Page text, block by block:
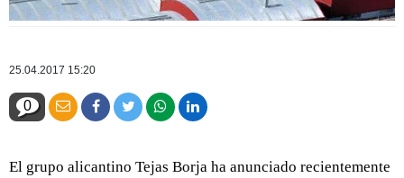
25.04.2017 15:20
0
El grupo alicantino Tejas Borja ha anunciado recientemente